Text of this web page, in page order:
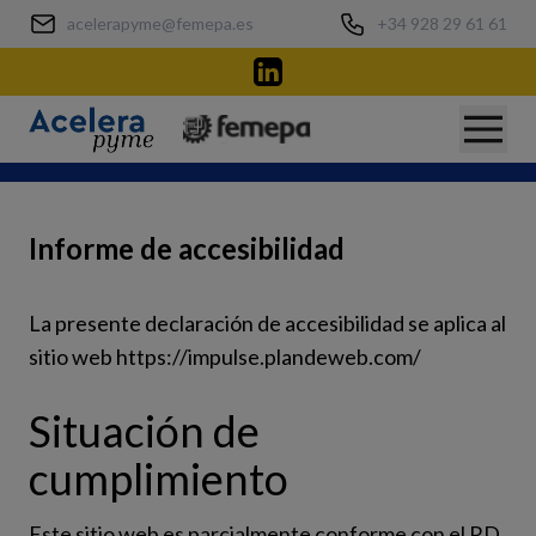
acelerapyme@femepa.es +34 928 29 61 61
Informe de accesibilidad
La presente declaración de accesibilidad se aplica al
sitio web https://impulse.plandeweb.com/
Situación de
cumplimiento